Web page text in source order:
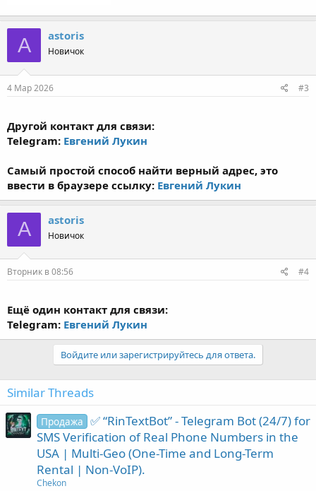
A astoris
Новичок
4 Мар 2026 #3
Другой контакт для связи:
Telegram: Евгений Лукин
Самый простой способ найти верный адрес, это
ввести в браузере ссылку: Евгений Лукин
A astoris
Новичок
Вторник в 08:56 #4
Ещё один контакт для связи:
Telegram: Евгений Лукин
Войдите или зарегистрируйтесь для ответа.
Similar Threads
Продажа ✅ “RinTextBot” - Telegram Bot (24/7) for
SMS Verification of Real Phone Numbers in the
USA | Multi-Geo (One-Time and Long-Term
Rental | Non-VoIP).
Chekon